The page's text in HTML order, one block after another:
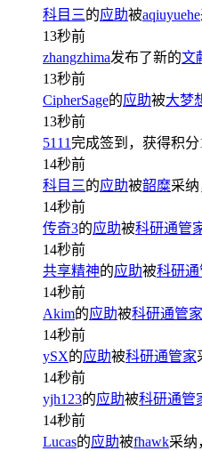
科目三的应助被aqiuyuehe
13秒前
zhangzhima发布了新的文
13秒前
CipherSage的应助被大梦
13秒前
5111完成签到，获得积分
14秒前
科目三的应助被韶糜采
14秒前
传奇3的应助被科研通管
14秒前
共享精神的应助被科研通
14秒前
Akim的应助被科研通管家
14秒前
ySX的应助被科研通管家
14秒前
yjh123的应助被科研通管
14秒前
Lucas的应助被fhawk采纳